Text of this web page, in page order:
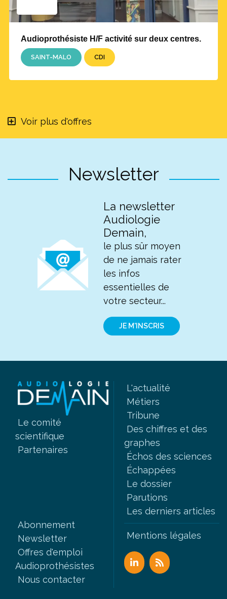
Audioprothésiste H/F activité sur deux centres.
SAINT-MALO CDI
Voir plus d'offres
Newsletter
La newsletter
Audiologie
Demain,
le plus sûr moyen
de ne jamais rater
les infos
essentielles de
votre secteur...
JE M'INSCRIS
Le comité
scientifique
Partenaires
L'actualité
Métiers
Tribune
Des chiffres et des
graphes
Échos des sciences
Échappées
Le dossier
Parutions
Les derniers articles
Abonnement
Newsletter
Offres d'emploi
Audioprothésistes
Nous contacter
Mentions légales